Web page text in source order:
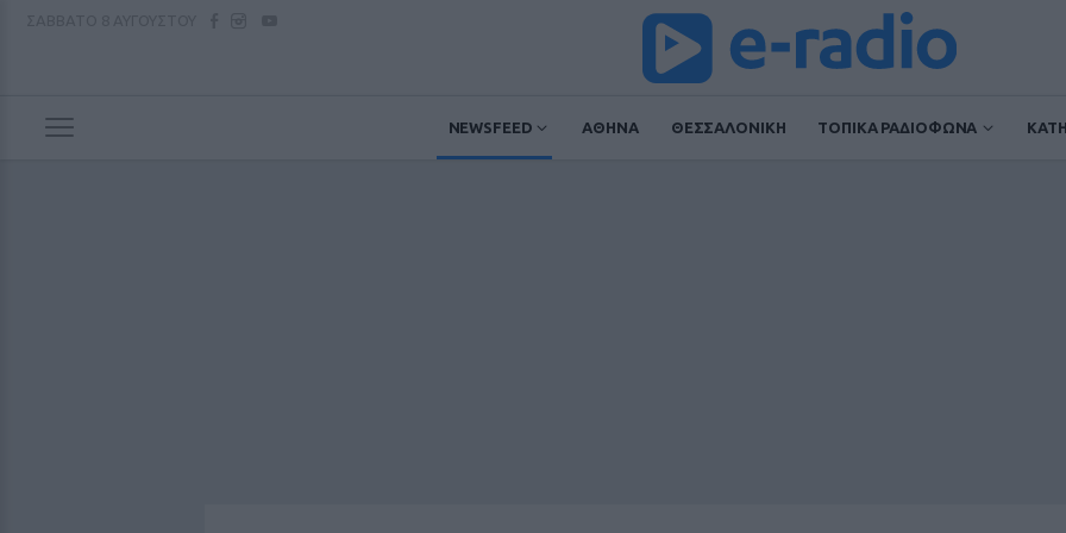
NEWSFEED ΑΘΗΝΑ ΘΕΣΣΑΛΟΝΙΚΗ ΤΟΠΙΚΑ ΡΑΔΙΟΦΩΝΑ